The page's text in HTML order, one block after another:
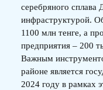
серебряного сплава
инфраструктурой.
1100 млн тенге, а
предприятия – 200
Важным
районе является
2024 году в рамках